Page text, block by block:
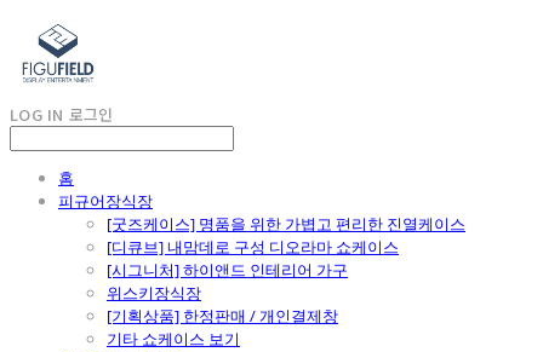
LOG IN 로그인
홈
피규어장식장
[굿즈케이스] 명품을 위한 가볍고 편리한 진열케이스
[디큐브] 내맘데로 구성 디오라마 쇼케이스
[시그니처] 하이앤드 인테리어 가구
위스키장식장
[기획상품] 한정판매 / 개인결제창
기타 쇼케이스 보기